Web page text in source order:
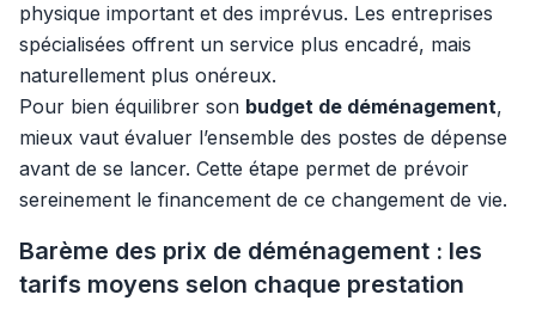
physique important et des imprévus. Les entreprises
spécialisées offrent un service plus encadré, mais
naturellement plus onéreux.
Pour bien équilibrer son budget de déménagement,
mieux vaut évaluer l’ensemble des postes de dépense
avant de se lancer. Cette étape permet de prévoir
sereinement le financement de ce changement de vie.
Barème des prix de déménagement : les
tarifs moyens selon chaque prestation